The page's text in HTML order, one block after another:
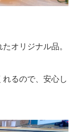
オリジナル品。
るので、安心し